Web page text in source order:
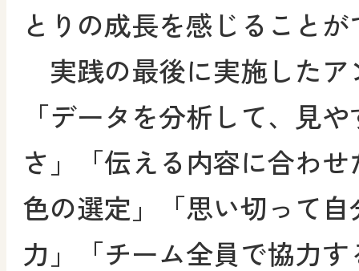
とりの成長を感じること
実践の最後に実施したア
「データを分析して、見
さ」「伝える内容に合わ
色の選定」「思い切って
力」「チーム全員で協力